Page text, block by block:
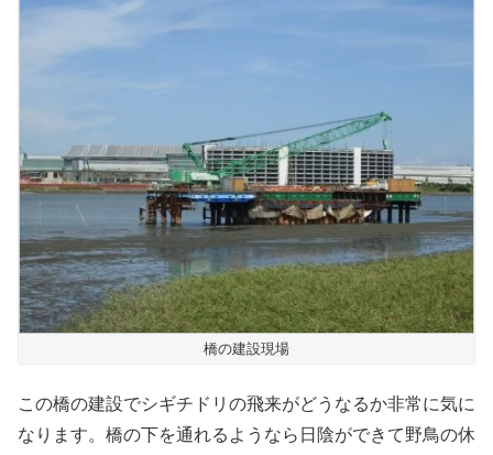
橋の建設現場
この橋の建設でシギチドリの飛来がどうなるか非常に気に
なります。橋の下を通れるようなら日陰ができて野鳥の休